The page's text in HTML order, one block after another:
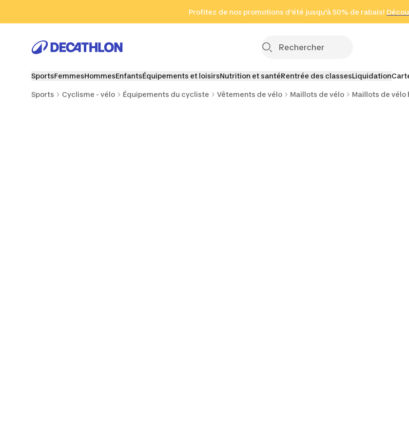
Aller au pied de page
Profitez de nos promotions d'été jusqu'à 50% de rabais!
en
(Zones
SportsFemmesHommesEnfantsÉquipements et loisirsNutrition et santéRentrée des classesLiquidation
Sports Cyclisme - vélo Équipements du cycliste Vêtements de vélo Maillots de vélo Maillots de vélo